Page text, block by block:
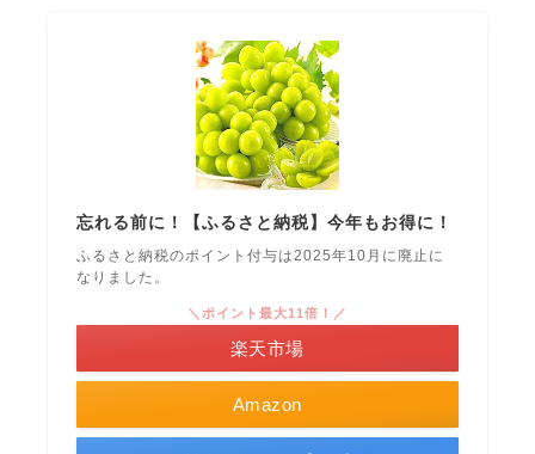
忘れる前に！【ふるさと納税】今年もお得に！
ふるさと納税のポイント付与は2025年10月に廃止に
なりました。
Amazon
＼ポイント最大11倍！／
楽天市場